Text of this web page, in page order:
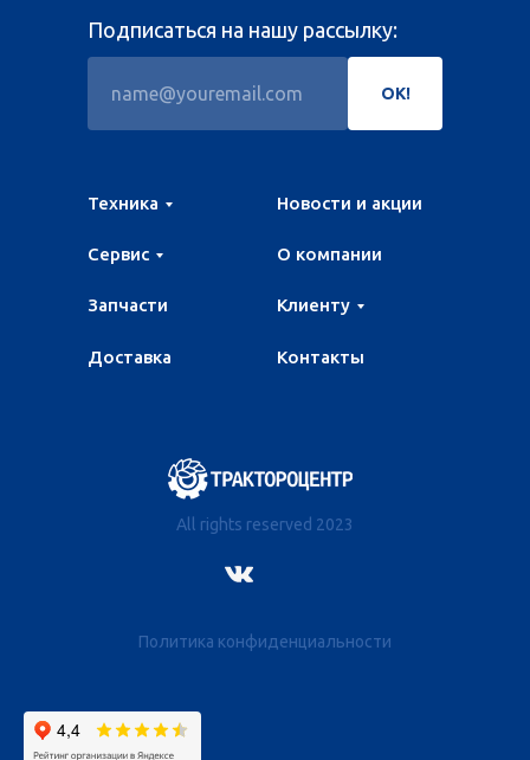
All rights reserved 2023
Техника
Сервис
Запчасти
Новости и акции
Клиенту
О компании
Подписаться на нашу рассылку:
ОК!
Контакты
Политика конфиденциальности
Доставка